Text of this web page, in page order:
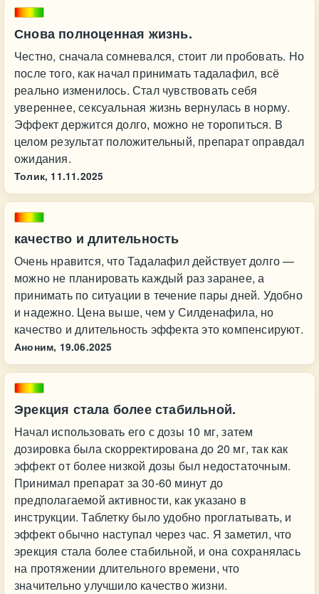
Снова полноценная жизнь.
Честно, сначала сомневался, стоит ли пробовать. Но
после того, как начал принимать тадалафил, всё
реально изменилось. Стал чувствовать себя
увереннее, сексуальная жизнь вернулась в норму.
Эффект держится долго, можно не торопиться. В
целом результат положительный, препарат оправдал
ожидания.
Толик, 11.11.2025
качество и длительность
Очень нравится, что Тадалафил действует долго —
можно не планировать каждый раз заранее, а
принимать по ситуации в течение пары дней. Удобно
и надежно. Цена выше, чем у Силденафила, но
качество и длительность эффекта это компенсируют.
Аноним, 19.06.2025
Эрекция стала более стабильной.
Начал использовать его с дозы 10 мг, затем
дозировка была скорректирована до 20 мг, так как
эффект от более низкой дозы был недостаточным.
Принимал препарат за 30-60 минут до
предполагаемой активности, как указано в
инструкции. Таблетку было удобно проглатывать, и
эффект обычно наступал через час. Я заметил, что
эрекция стала более стабильной, и она сохранялась
на протяжении длительного времени, что
значительно улучшило качество жизни.